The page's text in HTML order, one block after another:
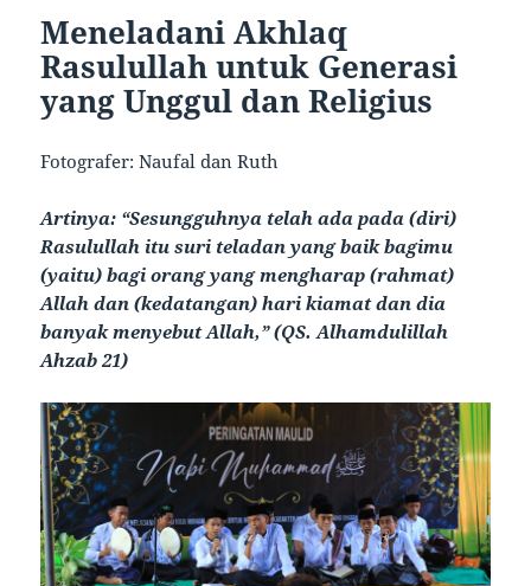
Meneladani Akhlaq
Rasulullah untuk Generasi
yang Unggul dan Religius
Fotografer: Naufal dan Ruth
Artinya: “Sesungguhnya telah ada pada (diri)
Rasulullah itu suri teladan yang baik bagimu
(yaitu) bagi orang yang mengharap (rahmat)
Allah dan (kedatangan) hari kiamat dan dia
banyak menyebut Allah,” (QS. Alhamdulillah
Ahzab 21)